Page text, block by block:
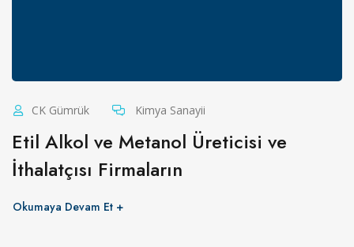
CK Gümrük Kimya Sanayii
Etil Alkol ve Metanol Üreticisi ve
İthalatçısı Firmaların
Okumaya Devam Et